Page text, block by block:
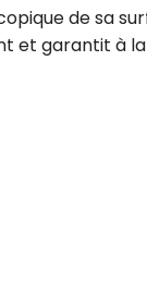
de sa
et garantit à